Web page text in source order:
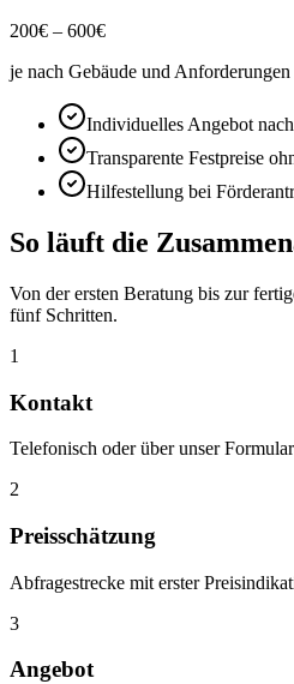
200€ – 600€
je nach Gebäude und Anforderungen
Individuelles Angebot
Transparente Festpreise
Hilfestellung bei
So läuft die
Von der ersten Beratung bis zur
fünf Schritten.
1
Kontakt
Telefonisch oder über unser Formular
2
Preisschätzung
Abfragestrecke mit erster
3
Angebot